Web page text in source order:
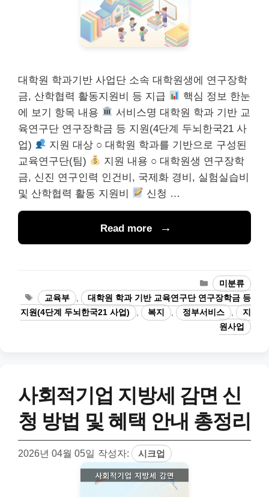
대학원 학과기반 사업단 소속 대학원생에 연구장학
금, 산학협력 활동지원비 등 지급
핵심 정보 한눈
에 보기 항목 내용
서비스명 대학원 학과 기반 교
육연구단 연구장학금 등 지원(4단계 두뇌한국21 사
업)
지원 대상 ○ 대학원 학과를 기반으로 구성된
교육연구단(팀)
지원 내용 ○ 대학원생 연구장학
금, 신진 연구인력 인건비, 국제화 경비, 실험실습비
및 산학협력 활동 지원비
신청 …
Read more
카
테
고
리
미분류
태
그
교육부
대학원 학과 기반 교육연구단 연구장학금 등
지원(4단계 두뇌한국21 사업)
복지 정부서비스
지
원사업
사회적기업 지방세 감면 신
청 방법 및 혜택 안내 총정리
2026년 04월 05일 작성자: 시크업